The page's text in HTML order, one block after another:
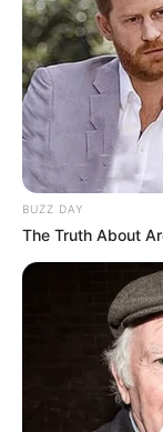
02-2026
BUZZ DAY
The Truth About